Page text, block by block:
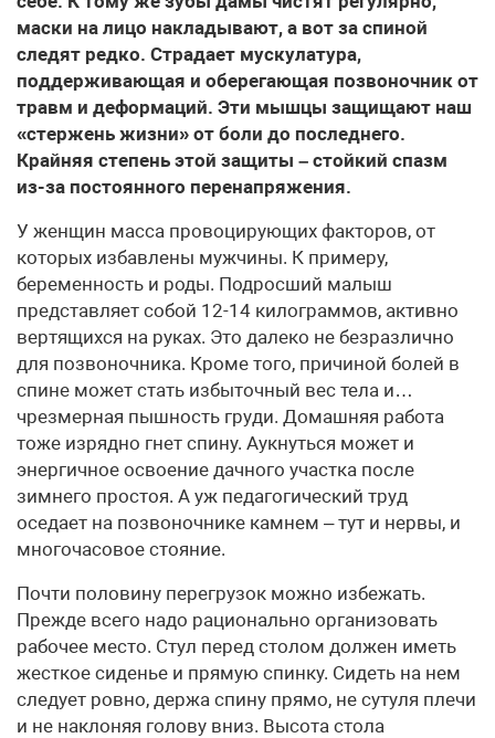
маски на лицо накладывают, а вот за спиной
следят редко. Страдает мускулатура,
поддерживающая и оберегающая позвоночник от
травм и деформаций. Эти мышцы защищают наш
«стержень жизни» от боли до последнего.
Крайняя степень этой защиты – стойкий спазм
из-за постоянного перенапряжения.
У женщин масса провоцирующих факторов, от
которых избавлены мужчины. К примеру,
беременность и роды. Подросший малыш
представляет собой 12-14 килограммов, активно
вертящихся на руках. Это далеко не безразлично
для позвоночника. Кроме того, причиной болей в
спине может стать избыточный вес тела и…
чрезмерная пышность груди. Домашняя работа
тоже изрядно гнет спину. Аукнуться может и
энергичное освоение дачного участка после
зимнего простоя. А уж педагогический труд
оседает на позвоночнике камнем – тут и нервы, и
многочасовое стояние.
Почти половину перегрузок можно избежать.
Прежде всего надо рационально организовать
рабочее место. Стул перед столом должен иметь
жесткое сиденье и прямую спинку. Сидеть на нем
следует ровно, держа спину прямо, не сутуля плечи
и не наклоняя голову вниз. Высота стола